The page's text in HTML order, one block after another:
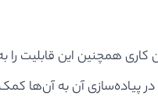
کاری همچنین این
پیاده‌سازی آن به آن‌ها